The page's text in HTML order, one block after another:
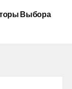
Выбора